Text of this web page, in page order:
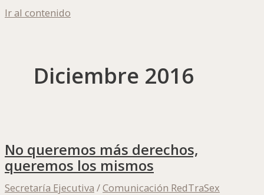
Ir al contenido
Diciembre 2016
No queremos más derechos,
queremos los mismos
Secretaría Ejecutiva /Comunicación RedTraSex